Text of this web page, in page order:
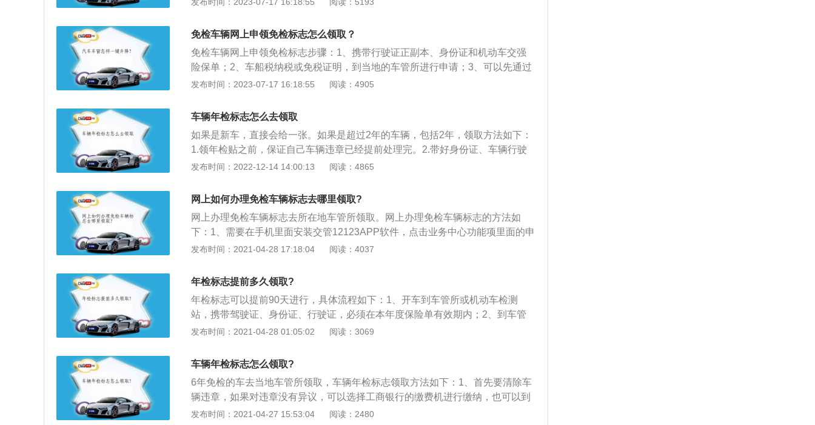
是否均匀美观；2、检验车辆的制动性、转向操纵性、灯光、排气及其他安全性
能；3、检验车辆是否经过改装、改型、改造，行驶证、号牌、车辆档案所有登
记是否与车况相符。
发布时间：2023-07-17 16:18:55 阅读：5193
免检车辆网上申领免检标志怎么领取？
免检车辆网上申领免检标志步骤：1、携带行驶证正副本、身份证和机动车交强
险保单；2、车船税纳税或免税证明，到当地的车管所进行申请；3、可以先通过
电话预约，接到通知后再前去办理；4、享受6年线上免检政策，只需要在当地车
免检车辆范围为注册登记6年以内的非营运轿车和其他小型微型载客汽车；2、不
包括面包车7座以及7座以上车辆；3、不包括车辆出厂之日起，超过4年未办理注
册登记的车辆；4、车辆在免检期间没有发生任何伤人交通事故；5、车辆处理完
所有的交通违法，车辆状态为正常。
发布时间：2023-07-17 16:18:55 阅读：4905
车辆年检标志怎么去领取
如果是新车，直接会给一张。如果是超过2年的车辆，包括2年，领取方法如下：
1.领年检贴之前，保证自己车辆违章已经提前处理完。2.带好身份证、车辆行驶
证、车船税的缴费凭证。3.去车管所填写申请领取机动车检验标志表。4.交完表
车管所领取年检标的步骤如下：1、免年检前提前处理完自己车辆的违章，可去
车管所查询清除，且缴纳罚款过后，需等几天再去办理免年检的手续，因为缴纳
罚款后有一定的操作时间的。2、准备好需要的手续。如：车主自己的身份证复
印件、车辆交强险的缴费凭证、车船税的缴费凭证、车辆行驶证等。3、交强险
和车船税的凭证在给车辆买交强险时，可直接拿着交强险的副本去办理免检验手
本之后车险理赔要用到的。4、费用问题。机动车年检不上线，是不缴纳其它费
用的。既然免年检，所以车管所不会收取任何的费用。5、填写申请表。准备好
各类材料后，要填写申请领取机动车检验标志表，车管所里边有模板，参照模板
表格和所有的资料，工作人员录完后，打印检验日期，收到检验合格标志。
发布时间：2022-12-14 14:00:13 阅读：4865
网上如何办理免检车辆标志去哪里领取?
网上办理免检车辆标志去所在地车管所领取。网上办理免检车辆标志的方法如
下：1、需要在手机里面安装交管12123APP软件，点击业务中心功能项里面的申
领免检标志按钮；2、选择需要申领免检标志的机动车，对于交强险和车船税联
强险和车船税确认通过以后车辆信息没有问题，邮寄地址也正确即可完成申领；
4、联网检查的交强险和车船税联网没有通过此时我们需要自己上传交强险以及
车船税等照片填写完好邮寄地址即可。
发布时间：2021-04-28 17:18:04 阅读：4037
年检标志提前多久领取?
年检标志可以提前90天进行，具体流程如下：1、开车到车管所或机动车检测
站，携带驾驶证、身份证、行驶证，必须在本年度保险单有效期内；2、到车管
所填写机动车年检申请表。然后将表格和其他材料交给工作人员并支付检车费
架。外检结束后，立即上线进行检测，在线检测车完成后，再返回大厅，到指定
窗口领取检测合格表；4、带合格表到指定窗口领取年度审核贴纸和环保检测合
格贴，检查完成。领取年检标志时应交一份行驶证复印件，可提前准备好；5、
合理安排时间，不要过期了，过期一次罚款200元，扣3分。检车前还要检查车辆
是否有违章信息，有违章信息要先处理完，否则不能通过年检。
发布时间：2021-04-28 01:05:02 阅读：3069
车辆年检标志怎么领取?
6年免检的车去当地车管所领取，车辆年检标志领取方法如下：1、首先要清除车
辆违章，如果对违章没有异议，可以选择工商银行的缴费机进行缴纳，也可以到
交通执法站缴纳罚款（部分执法站只能付现金）；2、带好身份证、行驶证、机
发布时间：2021-04-27 15:53:04 阅读：2480